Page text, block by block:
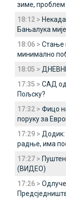
зиме, проблем
18:12 >
Бањалука
18:06 > Стање
минимално
18:05 >
17:35 > САД
Пољску?
17:32 > Фицо
поруку за
17:29 > Додик:
радње, има
17:27 >
(ВИДЕО)
17:26 >